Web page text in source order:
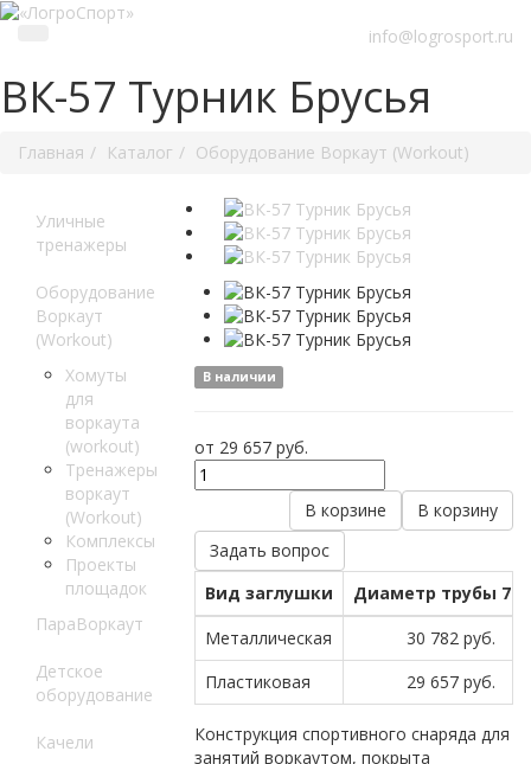
info@logrosport.ru
ВК-57 Турник Брусья
Главная Каталог Оборудование Воркаут (Workout)
Уличные
тренажеры
Оборудование
Воркаут
(Workout)
Хомуты
для
воркаута
(workout)
Тренажеры
воркаут
(Workout)
Комплексы
Проекты
площадок
ПараВоркаут
Детское
оборудование
Качели
В наличии
от 29 657руб.
В корзину
В корзине
Задать вопрос
Вид заглушки
Диаметр трубы
Металлическая
30 782 руб.
Пластиковая
29 657 руб.
Конструкция спортивного снаряда для
занятий воркаутом, покрыта